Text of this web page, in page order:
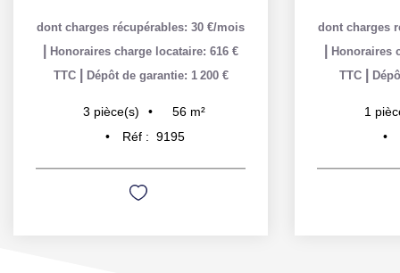
dont charges récupérables: 30 €/mois
Honoraires charge locataire: 616 €
TTC
Dépôt de garantie: 1 200 €
3 pièce(s) 56 m²
Réf : 9195
dont charges
Honoraires
TTC
1